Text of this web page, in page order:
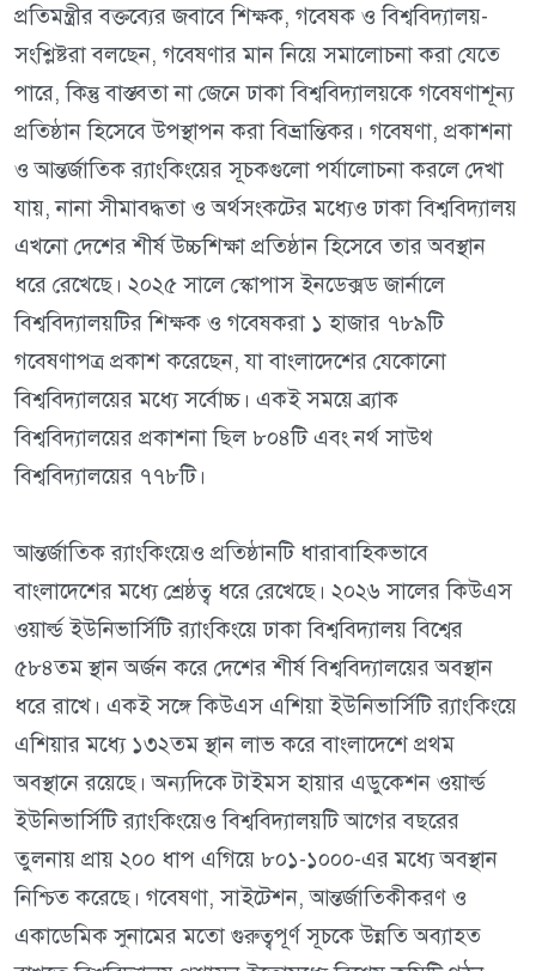
প্রতিমন্ত্রীর বক্তব্যের জবাবে শিক্ষক, গবেষক ও বিশ্ববিদ্যালয়-
সংশ্লিষ্টরা বলছেন, গবেষণার মান নিয়ে সমালোচনা করা যেতে
পারে, কিন্তু বাস্তবতা না জেনে ঢাকা বিশ্ববিদ্যালয়কে গবেষণাশূন্য
প্রতিষ্ঠান হিসেবে উপস্থাপন করা বিভ্রান্তিকর। গবেষণা, প্রকাশনা
ও আন্তর্জাতিক র‍্যাংকিংয়ের সূচকগুলো পর্যালোচনা করলে দেখা
যায়, নানা সীমাবদ্ধতা ও অর্থসংকটের মধ্যেও ঢাকা বিশ্ববিদ্যালয়
এখনো দেশের শীর্ষ উচ্চশিক্ষা প্রতিষ্ঠান হিসেবে তার অবস্থান
ধরে রেখেছে। ২০২৫ সালে স্কোপাস ইনডেক্সড জার্নালে
বিশ্ববিদ্যালয়টির শিক্ষক ও গবেষকরা ১ হাজার ৭৮৯টি
গবেষণাপত্র প্রকাশ করেছেন, যা বাংলাদেশের যেকোনো
বিশ্ববিদ্যালয়ের মধ্যে সর্বোচ্চ। একই সময়ে ব্র্যাক
বিশ্ববিদ্যালয়ের প্রকাশনা ছিল ৮০৪টি এবং নর্থ সাউথ
বিশ্ববিদ্যালয়ের ৭৭৮টি।
আন্তর্জাতিক র‍্যাংকিংয়েও প্রতিষ্ঠানটি ধারাবাহিকভাবে
বাংলাদেশের মধ্যে শ্রেষ্ঠত্ব ধরে রেখেছে। ২০২৬ সালের কিউএস
ওয়ার্ল্ড ইউনিভার্সিটি র‍্যাংকিংয়ে ঢাকা বিশ্ববিদ্যালয় বিশ্বের
৫৮৪তম স্থান অর্জন করে দেশের শীর্ষ বিশ্ববিদ্যালয়ের অবস্থান
ধরে রাখে। একই সঙ্গে কিউএস এশিয়া ইউনিভার্সিটি র‍্যাংকিংয়ে
এশিয়ার মধ্যে ১৩২তম স্থান লাভ করে বাংলাদেশে প্রথম
অবস্থানে রয়েছে। অন্যদিকে টাইমস হায়ার এডুকেশন ওয়ার্ল্ড
ইউনিভার্সিটি র‍্যাংকিংয়েও বিশ্ববিদ্যালয়টি আগের বছরের
তুলনায় প্রায় ২০০ ধাপ এগিয়ে ৮০১-১০০০-এর মধ্যে অবস্থান
নিশ্চিত করেছে। গবেষণা, সাইটেশন, আন্তর্জাতিকীকরণ ও
একাডেমিক সুনামের মতো গুরুত্বপূর্ণ সূচকে উন্নতি অব্যাহত